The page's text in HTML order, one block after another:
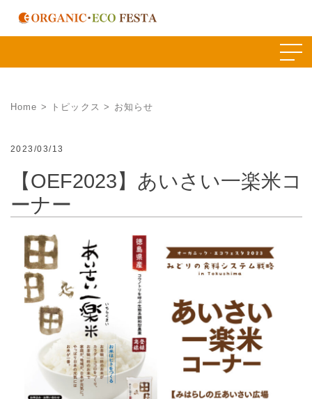
Skip
Home > トピックス > お知らせ
2023/03/13
【OEF2023】あいさい一楽米コ
ーナー